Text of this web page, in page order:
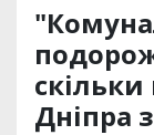
Дніпра